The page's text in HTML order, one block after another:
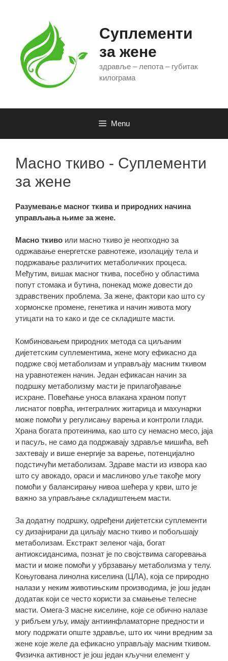
Суплементи
за жене
здравље – лепота – губитак
килограма
Menu
Масно ткиво - Суплементи
за жене
Разумевање масног ткива и природних начина
управљања њиме за жене.
Масно ткиво или масно ткиво је неопходно за
одржавање енергетске равнотеже, изолацију тела и
подржавање различитих метаболичких процеса.
Међутим, вишак масног ткива, посебно у областима
попут стомака и бутина, понекад може довести до
здравствених проблема. За жене, фактори као што су
хормонске промене, генетика и начин живота могу
утицати на то како и где се складиште масти.
Комбиновањем природних метода са циљаним
дијететским суплементима, жене могу ефикасно да
подрже свој метаболизам и управљају масним ткивом
на уравнотежен начин. Један ефикасан начин за
подршку метаболизму масти је прилагођавање
исхране. Повећање уноса влакана храном попут
лиснатог поврћа, интегралних житарица и махунарки
може помоћи у регулисању варења и контроли глади.
Храна богата протеинима, као што су немасно месо, јаја
и пасуљ, не само да подржавају здравље мишића, већ
захтевају и више енергије за варење, потенцијално
подстичући метаболизам. Здраве масти из извора као
што су авокадо, ораси и маслиново уље такође могу
помоћи у балансирању нивоа шећера у крви, што је
важно за управљање складиштењем масти.
За додатну подршку, одређени дијететски суплементи
су дизајнирани да циљају масно ткиво и побољшају
метаболизам. Екстракт зеленог чаја, богат
антиоксидансима, познат је по својствима сагоревања
масти и може помоћи у убрзавању метаболизма у телу.
Коњугована линолна киселина (ЦЛА), која се природно
налази у неким животињским производима, је још један
додатак који се често користи за смањење телесне
масти. Омега-3 масне киселине, које се обично налазе
у рибљем уљу, имају антиинфламаторне предности и
могу подржати опште здравље, што их чини вредним за
жене које желе да ефикасно управљају масним ткивом.
Физичка активност је још један кључни елемент у